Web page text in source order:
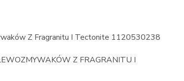
Z Fragranitu I Tectonite 1120530238
Z FRAGRANITU I